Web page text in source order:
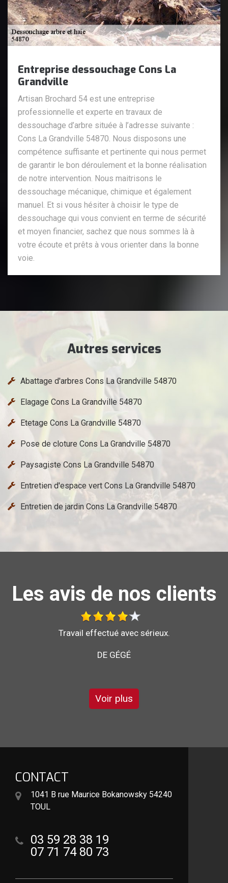
Entreprise dessouchage Cons La
Grandville
Artisan Brochard 54 est une entreprise
professionnelle et experte en travaux de
dessouchage d’arbre située à l’adresse suivante :
Cons La Grandville 54870. Nous disposons une
compétence suffisante et pertinente qui nous permet
de garantir le bon déroulement et la bonne réalisation
de notre intervention. Nous maitrisons le
dessouchage mécanique, chimique et également
manuel. Et si vous hésiter à choisir le type de
dessouchage qui vous convient en terme de sécurité
et moyen financier, sachez que nous sommes là à
votre écoute et prêts à vous orienter dans la bonne
voie.
Autres services
Abattage d'arbres Cons La Grandville 54870
Elagage Cons La Grandville 54870
Etetage Cons La Grandville 54870
Pose de cloture Cons La Grandville 54870
Paysagiste Cons La Grandville 54870
Entretien d'espace vert Cons La Grandville 54870
Entretien de jardin Cons La Grandville 54870
Les avis de nos clients
Bonjour je vous recommande l'entreprise brochard
DE STÉPHANE
Voir plus
CONTACT
1041 B rue Maurice Bokanowsky 54240
TOUL
03 59 28 38 19
07 71 74 80 73